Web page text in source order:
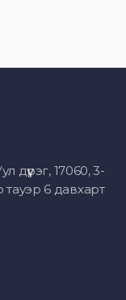
дүүрэг, 17060, 3-
6 давхарт